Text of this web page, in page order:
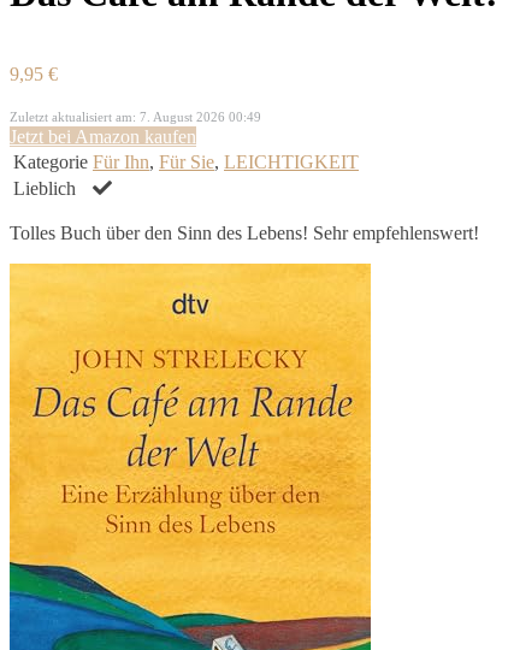
9,95 €
Zuletzt aktualisiert am: 7. August 2026 00:49
Jetzt bei Amazon kaufen
Kategorie Für Ihn, Für Sie, LEICHTIGKEIT
Lieblich
Tolles Buch über den Sinn des Lebens! Sehr empfehlenswert!